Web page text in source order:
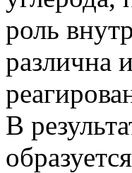
роль
различна
В